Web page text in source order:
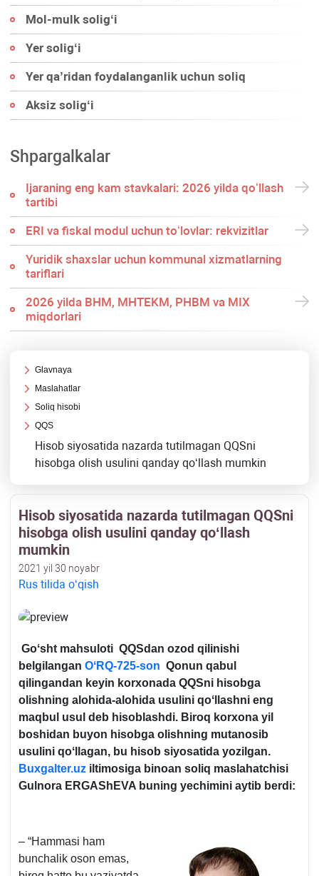
Mol-mulk soligʻi
Yer soligʻi
Yer qa’ridan foydalanganlik uchun soliq
Aksiz soligʻi
Shpargalkalar
Ijaraning eng kam stavkalari: 2026 yilda qoʻllash
tartibi
ERI va fiskal modul uchun toʻlovlar: rekvizitlar
Yuridik shaхslar uchun kommunal хizmatlarning
tariflari
2026 yilda BHM, MHTEKM, PHBM va MIX
miqdorlari
Glavnaya
Maslahatlar
Soliq hisobi
QQS
Hisob siyosatida nazarda tutilmagan QQSni
hisobga olish usulini qanday qoʻllash mumkin
Hisob siyosatida nazarda tutilmagan QQSni
hisobga olish usulini qanday qoʻllash
mumkin
2021 yil 30 noyabr
Rus tilida oʻqish
Goʻsht mahsuloti QQSdan ozod qilinishi
belgilangan OʻRQ-725-son Qonun qabul
qilingandan keyin korхonada QQSni hisobga
olishning alohida-alohida usulini qoʻllashni eng
maqbul usul deb hisoblashdi. Biroq korхona yil
boshidan buyon hisobga olishning mutanosib
usulini qoʻllagan, bu hisob siyosatida yozilgan.
Buxgalter.uz iltimosiga binoan soliq maslahatchisi
Gulnora ERGAShEVA buning yechimini aytib berdi:
– “Hammasi ham
bunchalik oson emas,